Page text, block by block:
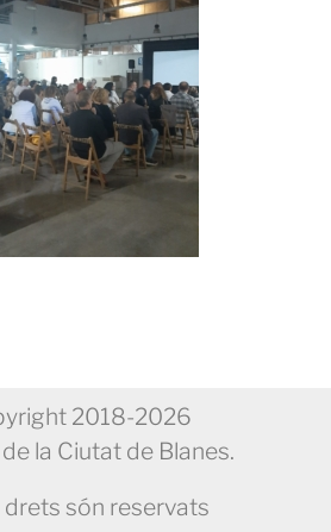
2018-2026
la Ciutat de Blanes.
drets són reservats